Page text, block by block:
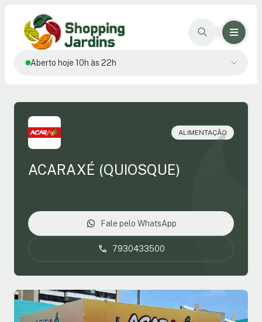
Aberto hoje 10h às 22h
ALIMENTAÇÃO
ACARAXÉ (QUIOSQUE)
Fale pelo WhatsApp
7930433500